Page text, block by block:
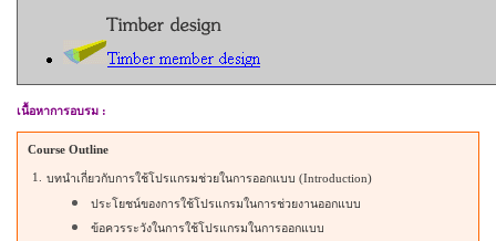
เนื้อหาการอบรม :
Course Outline
1. บทนำเกี่ยวกับการใช้โปรแกรมช่วยในการออกแบบ (Introduction)
ประโยชน์ของการใช้โปรแกรมในการช่วยงานออกแบบ
ข้อควรระวังในการใช้โปรแกรมในการออกแบบ